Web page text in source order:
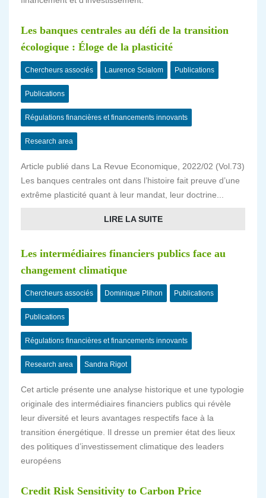
Les banques centrales au défi de la transition
écologique : Éloge de la plasticité
Chercheurs associés Laurence Scialom Publications
Publications
Régulations financières et financements innovants
Research area
Article publié dans La Revue Economique, 2022/02 (Vol.73)
Les banques centrales ont dans l’histoire fait preuve d’une
extrême plasticité quant à leur mandat, leur doctrine...
LIRE LA SUITE
Les intermédiaires financiers publics face au
changement climatique
Chercheurs associés Dominique Plihon Publications
Publications
Régulations financières et financements innovants
Research area Sandra Rigot
Cet article présente une analyse historique et une typologie
originale des intermédiaires financiers publics qui révèle
leur diversité et leurs avantages respectifs face à la
transition énergétique. Il dresse un premier état des lieux
des politiques d’investissement climatique des leaders
européens
Credit Risk Sensitivity to Carbon Price